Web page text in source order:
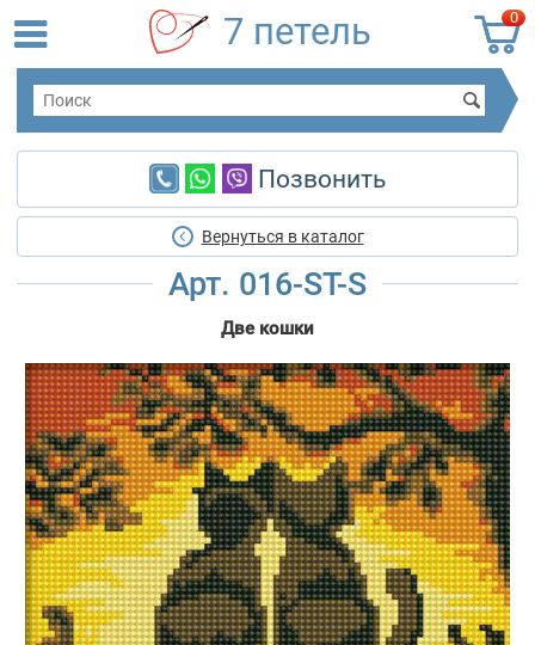
0
7 петель
Позвонить
Вернуться в каталог
Арт. 016-ST-S
Две кошки